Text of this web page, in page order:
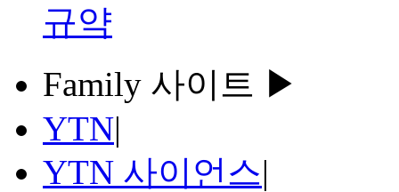
규약
Family 사이트 ▶
YTN|
YTN 사이언스|